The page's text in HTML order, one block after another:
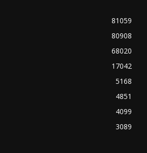
81059
80908
68020
17042
5168
4851
4099
3089